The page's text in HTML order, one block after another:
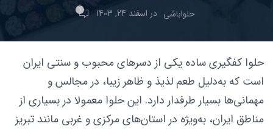
حلواباشی در اسفند 24, 1403 1
حلوا کفگیری ساده یکی از دسرهای محبوب و سنتی ایران
است که به‌دلیل طعم لذیذ و ظاهر زیبا، در مجالس و
مهمانی‌ها بسیار طرفدار دارد. این حلوا معمولا در بسیاری از
مناطق ایران، به‌ویژه در استان‌های مرکزی و غربی مانند تبریز